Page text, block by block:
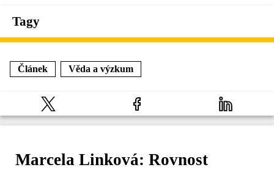
Tagy
Článek Věda a výzkum
Marcela Linková: Rovnost